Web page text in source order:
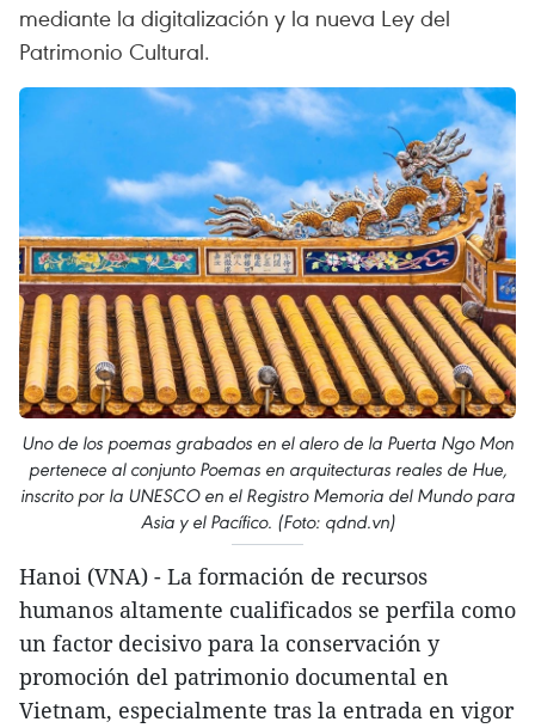
mediante la digitalización y la nueva Ley del
Patrimonio Cultural.
Uno de los poemas grabados en el alero de la Puerta Ngo Mon
pertenece al conjunto Poemas en arquitecturas reales de Hue,
inscrito por la UNESCO en el Registro Memoria del Mundo para
Asia y el Pacífico. (Foto: qdnd.vn)
Hanoi (VNA) - La formación de recursos
humanos altamente cualificados se perfila como
un factor decisivo para la conservación y
promoción del patrimonio documental en
Vietnam, especialmente tras la entrada en vigor